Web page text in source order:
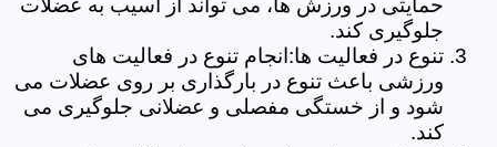
جلوگیری کند.
تنوع در فعالیت ها:انجام تنوع در فعالیت های
ورزشی باعث تنوع در بارگذاری بر روی عضلات می
شود و از خستگی مفصلی و عضلانی جلوگیری می
کند.